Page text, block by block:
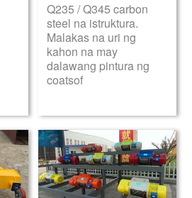
Q235 / Q345 carbon
steel na istruktura.
Malakas na uri ng
kahon na may
dalawang pintura ng
coatsof